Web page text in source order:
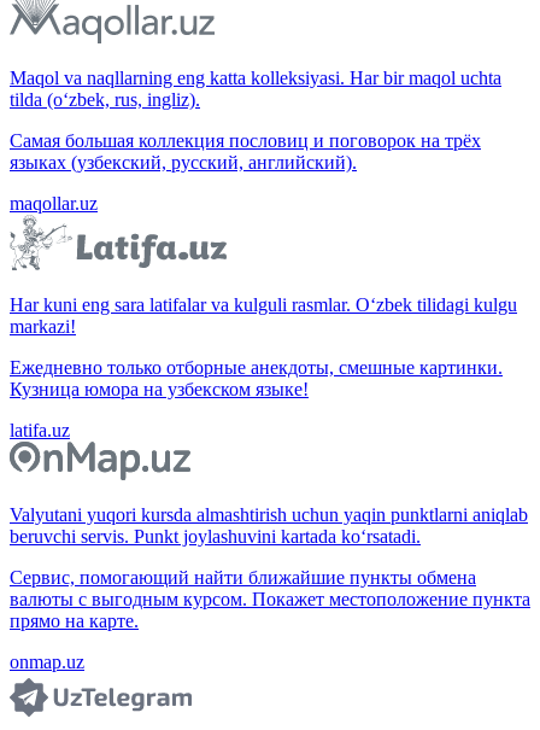
Maqol va naqllarning eng katta kolleksiyasi. Har bir maqol uchta
tilda (o‘zbek, rus, ingliz).
Самая большая коллекция пословиц и поговорок на трёх
языках (узбекский, русский, английский).
maqollar.uz
Har kuni eng sara latifalar va kulguli rasmlar. O‘zbek tilidagi kulgu
markazi!
Ежедневно только отборные анекдоты, смешные картинки.
Кузница юмора на узбекском языке!
latifa.uz
Valyutani yuqori kursda almashtirish uchun yaqin punktlarni aniqlab
beruvchi servis. Punkt joylashuvini kartada ko‘rsatadi.
Сервис, помогающий найти ближайшие пункты обмена
валюты с выгодным курсом. Покажет местоположение пункта
прямо на карте.
onmap.uz